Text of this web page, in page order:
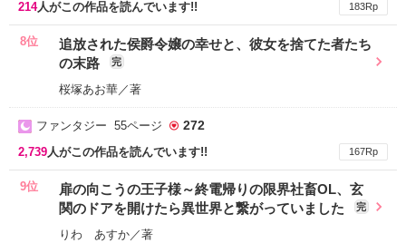
214人がこの作品を読んでいます!! 183Rp
8位
追放された侯爵令嬢の幸せと、彼女を捨てた者たち
の末路
完
桜塚あお華／著
ファンタジー 55ページ 272
2,739人がこの作品を読んでいます!! 167Rp
9位
扉の向こうの王子様～終電帰りの限界社畜OL、玄
関のドアを開けたら異世界と繋がっていました
完
りわ あすか／著